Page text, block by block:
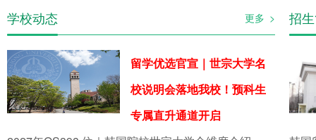
学校动态 更多 >
留学优选官宣｜世宗大学名
校说明会落地我校！预科生
专属直升通道开启
招